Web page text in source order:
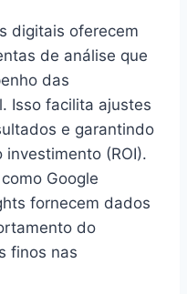
digitais oferecem
de análise que
das
Isso facilita ajustes
e garantindo
(ROI).
Google
fornecem dados
do
finos nas